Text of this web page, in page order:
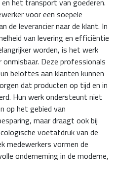
het transport van goederen.
voor een soepele
de leverancier naar de klant. In
van levering en efficiëntie
worden, is het werk
Deze professionals
beloftes aan klanten kunnen
dat producten op tijd en in
Hun werk ondersteunt niet
op het gebied van
maar draagt ook bij
voetafdruk van de
medewerkers vormen de
onderneming in de moderne,